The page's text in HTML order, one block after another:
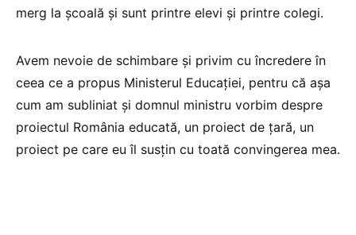
merg la școală și sunt printre elevi și printre colegi.
Avem nevoie de schimbare și privim cu încredere în
ceea ce a propus Ministerul Educației, pentru că așa
cum am subliniat și domnul ministru vorbim despre
proiectul România educată, un proiect de țară, un
proiect pe care eu îl susțin cu toată convingerea mea.